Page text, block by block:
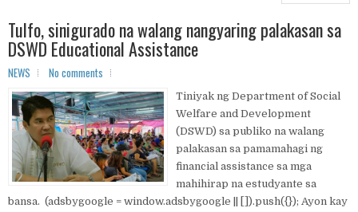
Tulfo, sinigurado na walang nangyaring palakasan sa
DSWD Educational Assistance
NEWS No comments
Tiniyak ng Department of Social
Welfare and Development
(DSWD) sa publiko na walang
palakasan sa pamamahagi ng
financial assistance sa mga
mahihirap na estudyante sa
bansa. (adsbygoogle = window.adsbygoogle || []).push({}); Ayon kay